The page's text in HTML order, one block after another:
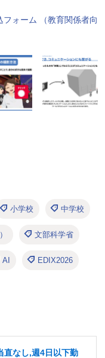
フォーム （教育関係者向
小学校 中学校
文部科学省
AI EDIX2026
直なし,週4日以下勤